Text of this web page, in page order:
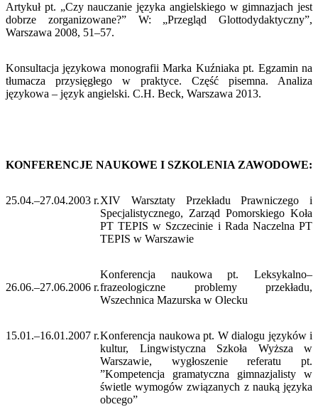
Artykuł pt. „Czy nauczanie języka angielskiego w gimnazjach jest
dobrze zorganizowane?” W: „Przegląd Glottodydaktyczny”,
Warszawa 2008, 51–57.
Konsultacja językowa monografii Marka Kuźniaka pt. Egzamin na
tłumacza przysięgłego w praktyce. Część pisemna. Analiza
językowa – język angielski. C.H. Beck, Warszawa 2013.
KONFERENCJE NAUKOWE I SZKOLENIA ZAWODOWE:
25.04.–27.04.2003 r.XIV Warsztaty Przekładu Prawniczego i
Specjalistycznego, Zarząd Pomorskiego Koła
PT TEPIS w Szczecinie i Rada Naczelna PT
TEPIS w Warszawie
26.06.–27.06.2006 r.
Konferencja naukowa pt. Leksykalno–
frazeologiczne problemy przekładu,
Wszechnica Mazurska w Olecku
15.01.–16.01.2007 r.Konferencja naukowa pt. W dialogu języków i
kultur, Lingwistyczna Szkoła Wyższa w
Warszawie, wygłoszenie referatu pt.
”Kompetencja gramatyczna gimnazjalisty w
świetle wymogów związanych z nauką języka
obcego”